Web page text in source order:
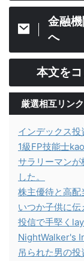
金融
へ
本文を
厳選相互リンク
インデックス
1級FP技能士
サラリーマンが
した。
株主優待と高
いつか子供に
投信で手堅く
NightWalker's
吊られた男の